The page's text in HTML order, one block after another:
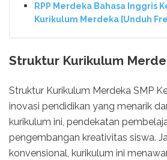
RPP Merdeka Bahasa Inggris
Kurikulum Merdeka [Unduh
Struktur Kurikulum
Struktur Kurikulum Merdeka SMP
inovasi pendidikan yang menarik
kurikulum ini, pendekatan
pengembangan kreativitas siswa.
konvensional, kurikulum ini